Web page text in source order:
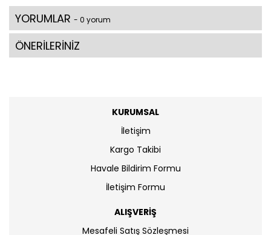
YORUMLAR - 0 yorum
ÖNERİLERİNİZ
KURUMSAL
İletişim
Kargo Takibi
Havale Bildirim Formu
İletişim Formu
ALIŞVERİŞ
Mesafeli Satış Sözleşmesi